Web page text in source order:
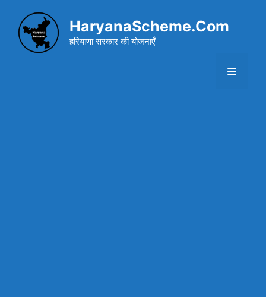
content
HaryanaScheme.Com
हरियाणा सरकार की योजनाएँ
Menu